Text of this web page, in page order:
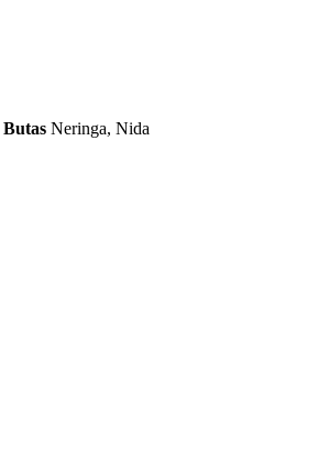
Butas Neringa, Nida